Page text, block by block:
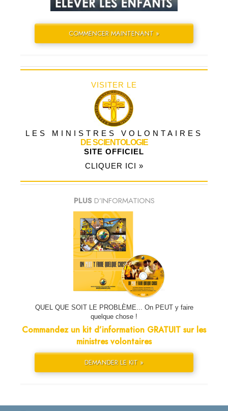
COMMENCER MAINTENANT »
VISITER LE
LES MINISTRES VOLONTAIRES
DE SCIENTOLOGIE
SITE OFFICIEL
CLIQUER ICI »
PLUS D’INFORMATIONS
QUEL QUE SOIT LE PROBLÈME... On PEUT y faire
quelque chose !
Commandez un kit d’information GRATUIT sur les
ministres volontaires
DEMANDER LE KIT »